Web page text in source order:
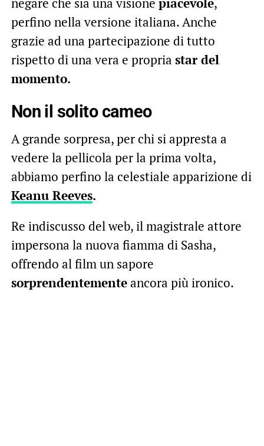
perfino nella versione italiana. Anche
grazie ad una partecipazione di tutto
rispetto di una vera e propria star del
momento.
Non il solito cameo
A grande sorpresa, per chi si appresta a
vedere la pellicola per la prima volta,
abbiamo perfino la celestiale apparizione di
Keanu Reeves.
Re indiscusso del web, il magistrale attore
impersona la nuova fiamma di Sasha,
offrendo al film un sapore
sorprendentementeancora più ironico.